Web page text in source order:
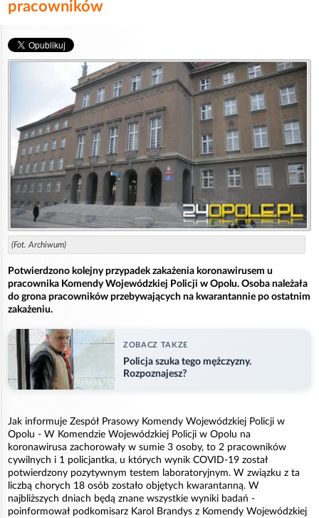
pracowników
(Fot. Archiwum)
Potwierdzono kolejny przypadek zakażenia koronawirusem u
pracownika Komendy Wojewódzkiej Policji w Opolu. Osoba należała
do grona pracowników przebywających na kwarantannie po ostatnim
zakażeniu.
ZOBACZ TAKZE
Policja szuka tego mężczyzny.
Rozpoznajesz?
Jak informuje Zespół Prasowy Komendy Wojewódzkiej Policji w
Opolu - W Komendzie Wojewódzkiej Policji w Opolu na
koronawirusa zachorowały w sumie 3 osoby, to 2 pracowników
cywilnych i 1 policjantka, u których wynik COVID-19 został
potwierdzony pozytywnym testem laboratoryjnym. W związku z ta
liczbą chorych 18 osób zostało objętych kwarantanną. W
najbliższych dniach będą znane wszystkie wyniki badań -
poinformował podkomisarz Karol Brandys z Komendy Wojewódzkiej